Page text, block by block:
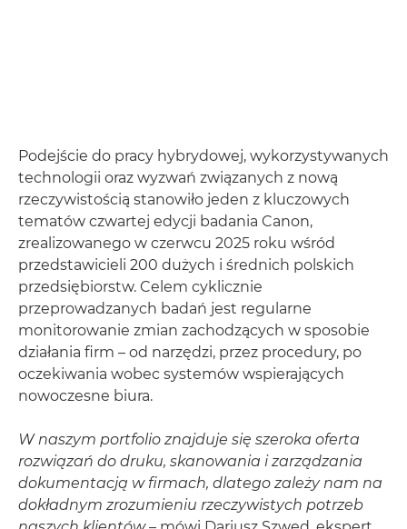
Podejście do pracy hybrydowej, wykorzystywanych
technologii oraz wyzwań związanych z nową
rzeczywistością stanowiło jeden z kluczowych
tematów czwartej edycji badania Canon,
zrealizowanego w czerwcu 2025 roku wśród
przedstawicieli 200 dużych i średnich polskich
przedsiębiorstw. Celem cyklicznie
przeprowadzanych badań jest regularne
monitorowanie zmian zachodzących w sposobie
działania firm – od narzędzi, przez procedury, po
oczekiwania wobec systemów wspierających
nowoczesne biura.
W naszym portfolio znajduje się szeroka oferta
rozwiązań do druku, skanowania i zarządzania
dokumentacją w firmach, dlatego zależy nam na
dokładnym zrozumieniu rzeczywistych potrzeb